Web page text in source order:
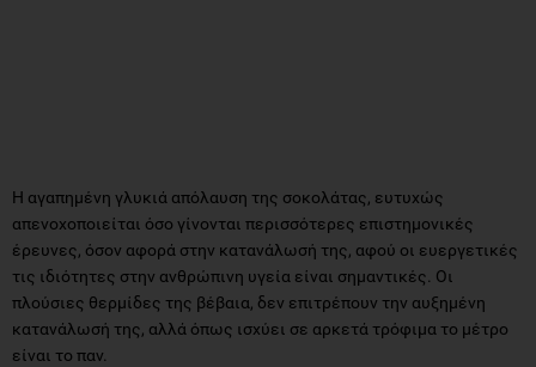
Η αγαπημένη γλυκιά απόλαυση της σοκολάτας, ευτυχώς
απενοχοποιείται όσο γίνονται περισσότερες επιστημονικές
έρευνες, όσον αφορά στην κατανάλωσή της, αφού οι ευεργετικές
τις ιδιότητες στην ανθρώπινη υγεία είναι σημαντικές. Οι
πλούσιες θερμίδες της βέβαια, δεν επιτρέπουν την αυξημένη
κατανάλωσή της, αλλά όπως ισχύει σε αρκετά τρόφιμα το μέτρο
είναι το παν.